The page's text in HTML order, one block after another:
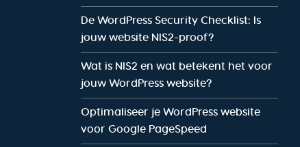
De WordPress Security Checklist: Is
jouw website NIS2-proof?
Wat is NIS2 en wat betekent het voor
jouw WordPress website?
Optimaliseer je WordPress website
voor Google PageSpeed